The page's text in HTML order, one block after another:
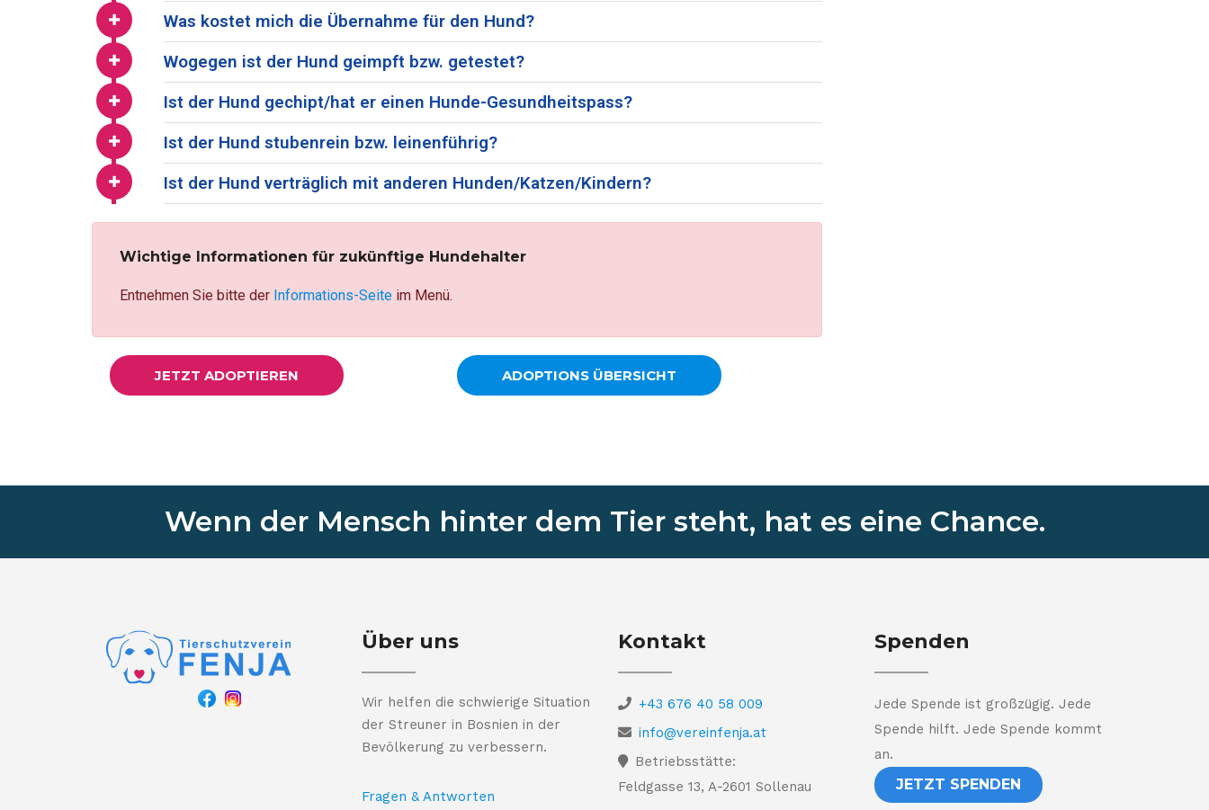
Was kostet mich die Übernahme für den Hund?
Wogegen ist der Hund geimpft bzw. getestet?
Ist der Hund gechipt/hat er einen Hunde-Gesundheitspass?
Ist der Hund stubenrein bzw. leinenführig?
Ist der Hund verträglich mit anderen Hunden/Katzen/Kindern?
Wichtige Informationen für zukünftige Hundehalter
Entnehmen Sie bitte der Informations-Seite im Menü.
JETZT ADOPTIEREN ADOPTIONS ÜBERSICHT
Wenn der Mensch hinter dem Tier steht, hat es eine Chance.
Über uns
Wir helfen die schwierige Situation
der Streuner in Bosnien in der
Bevölkerung zu verbessern.
Fragen & Antworten
Kontakt
+43 676 40 58 009
info@vereinfenja.at
Betriebsstätte:
Feldgasse 13, A-2601 Sollenau
Spenden
Jede Spende ist großzügig. Jede
Spende hilft. Jede Spende kommt
an.
JETZT SPENDEN